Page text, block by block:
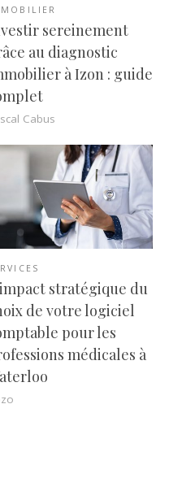
sereinement
au diagnostic
à Izon : guide
Cabus
stratégique du
de votre logiciel
pour les
médicales à